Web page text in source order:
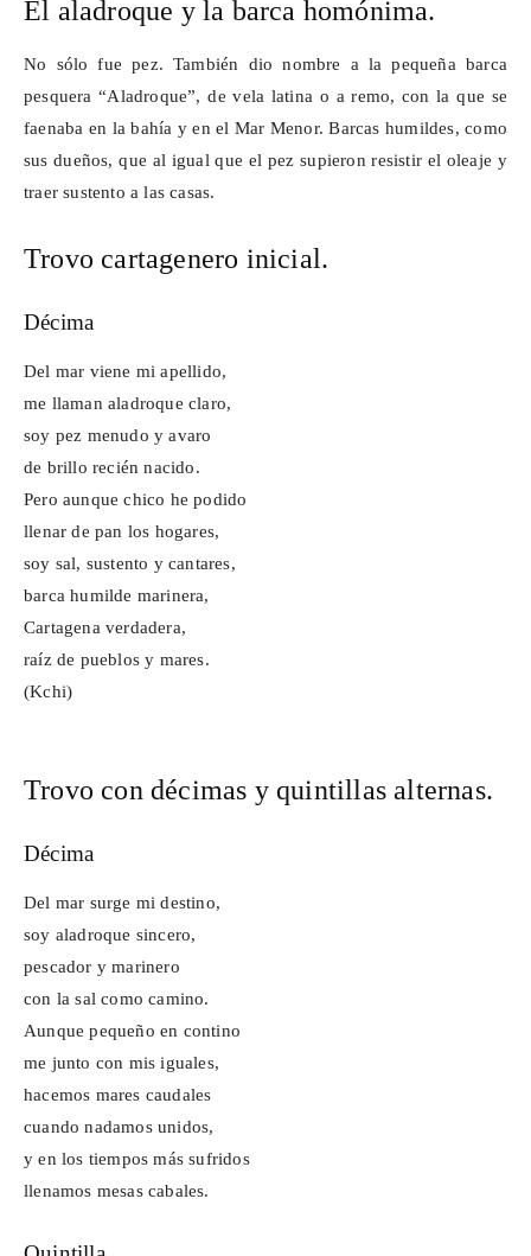
El aladroque y la barca homónima.
No sólo fue pez. También dio nombre a la pequeña barca
pesquera “Aladroque”, de vela latina o a remo, con la que se
faenaba en la bahía y en el Mar Menor. Barcas humildes, como
sus dueños, que al igual que el pez supieron resistir el oleaje y
traer sustento a las casas.
Trovo cartagenero inicial.
Décima
Del mar viene mi apellido,
me llaman aladroque claro,
soy pez menudo y avaro
de brillo recién nacido.
Pero aunque chico he podido
llenar de pan los hogares,
soy sal, sustento y cantares,
barca humilde marinera,
Cartagena verdadera,
raíz de pueblos y mares.
(Kchi)
Trovo con décimas y quintillas alternas.
Décima
Del mar surge mi destino,
soy aladroque sincero,
pescador y marinero
con la sal como camino.
Aunque pequeño en contino
me junto con mis iguales,
hacemos mares caudales
cuando nadamos unidos,
y en los tiempos más sufridos
llenamos mesas cabales.